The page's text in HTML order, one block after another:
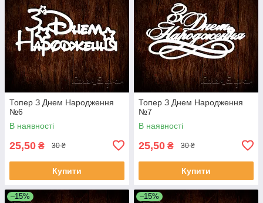
Топер З Днем Народження
№6
В наявності
25,50 ₴ 30 ₴
Купити
Топер З Днем Народження
№7
В наявності
25,50 ₴ 30 ₴
Купити
–15% –15%